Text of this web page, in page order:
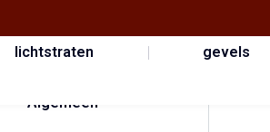
lichtstraten gevels
Algemeen